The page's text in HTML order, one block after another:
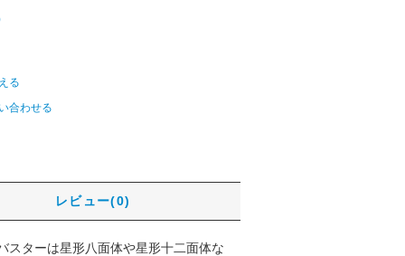
る
合わせる
レビュー(0)
スターは星形八面体や星形十二面体な